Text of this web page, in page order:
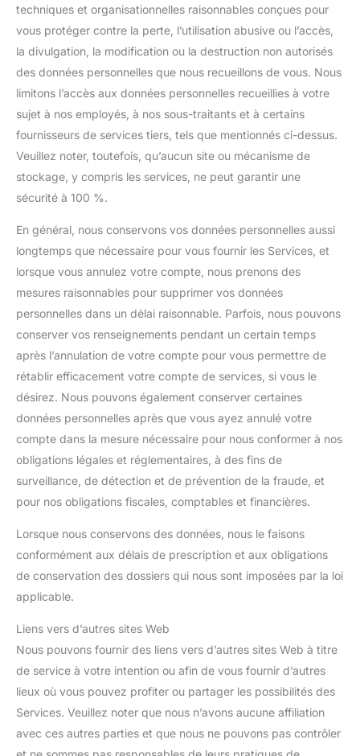
techniques et organisationnelles raisonnables conçues pour
vous protéger contre la perte, l’utilisation abusive ou l’accès,
la divulgation, la modification ou la destruction non autorisés
des données personnelles que nous recueillons de vous. Nous
limitons l’accès aux données personnelles recueillies à votre
sujet à nos employés, à nos sous-traitants et à certains
fournisseurs de services tiers, tels que mentionnés ci-dessus.
Veuillez noter, toutefois, qu’aucun site ou mécanisme de
stockage, y compris les services, ne peut garantir une
sécurité à 100 %.
En général, nous conservons vos données personnelles aussi
longtemps que nécessaire pour vous fournir les Services, et
lorsque vous annulez votre compte, nous prenons des
mesures raisonnables pour supprimer vos données
personnelles dans un délai raisonnable. Parfois, nous pouvons
conserver vos renseignements pendant un certain temps
après l’annulation de votre compte pour vous permettre de
rétablir efficacement votre compte de services, si vous le
désirez. Nous pouvons également conserver certaines
données personnelles après que vous ayez annulé votre
compte dans la mesure nécessaire pour nous conformer à nos
obligations légales et réglementaires, à des fins de
surveillance, de détection et de prévention de la fraude, et
pour nos obligations fiscales, comptables et financières.
Lorsque nous conservons des données, nous le faisons
conformément aux délais de prescription et aux obligations
de conservation des dossiers qui nous sont imposées par la loi
applicable.
Liens vers d’autres sites Web
Nous pouvons fournir des liens vers d’autres sites Web à titre
de service à votre intention ou afin de vous fournir d’autres
lieux où vous pouvez profiter ou partager les possibilités des
Services. Veuillez noter que nous n’avons aucune affiliation
avec ces autres parties et que nous ne pouvons pas contrôler